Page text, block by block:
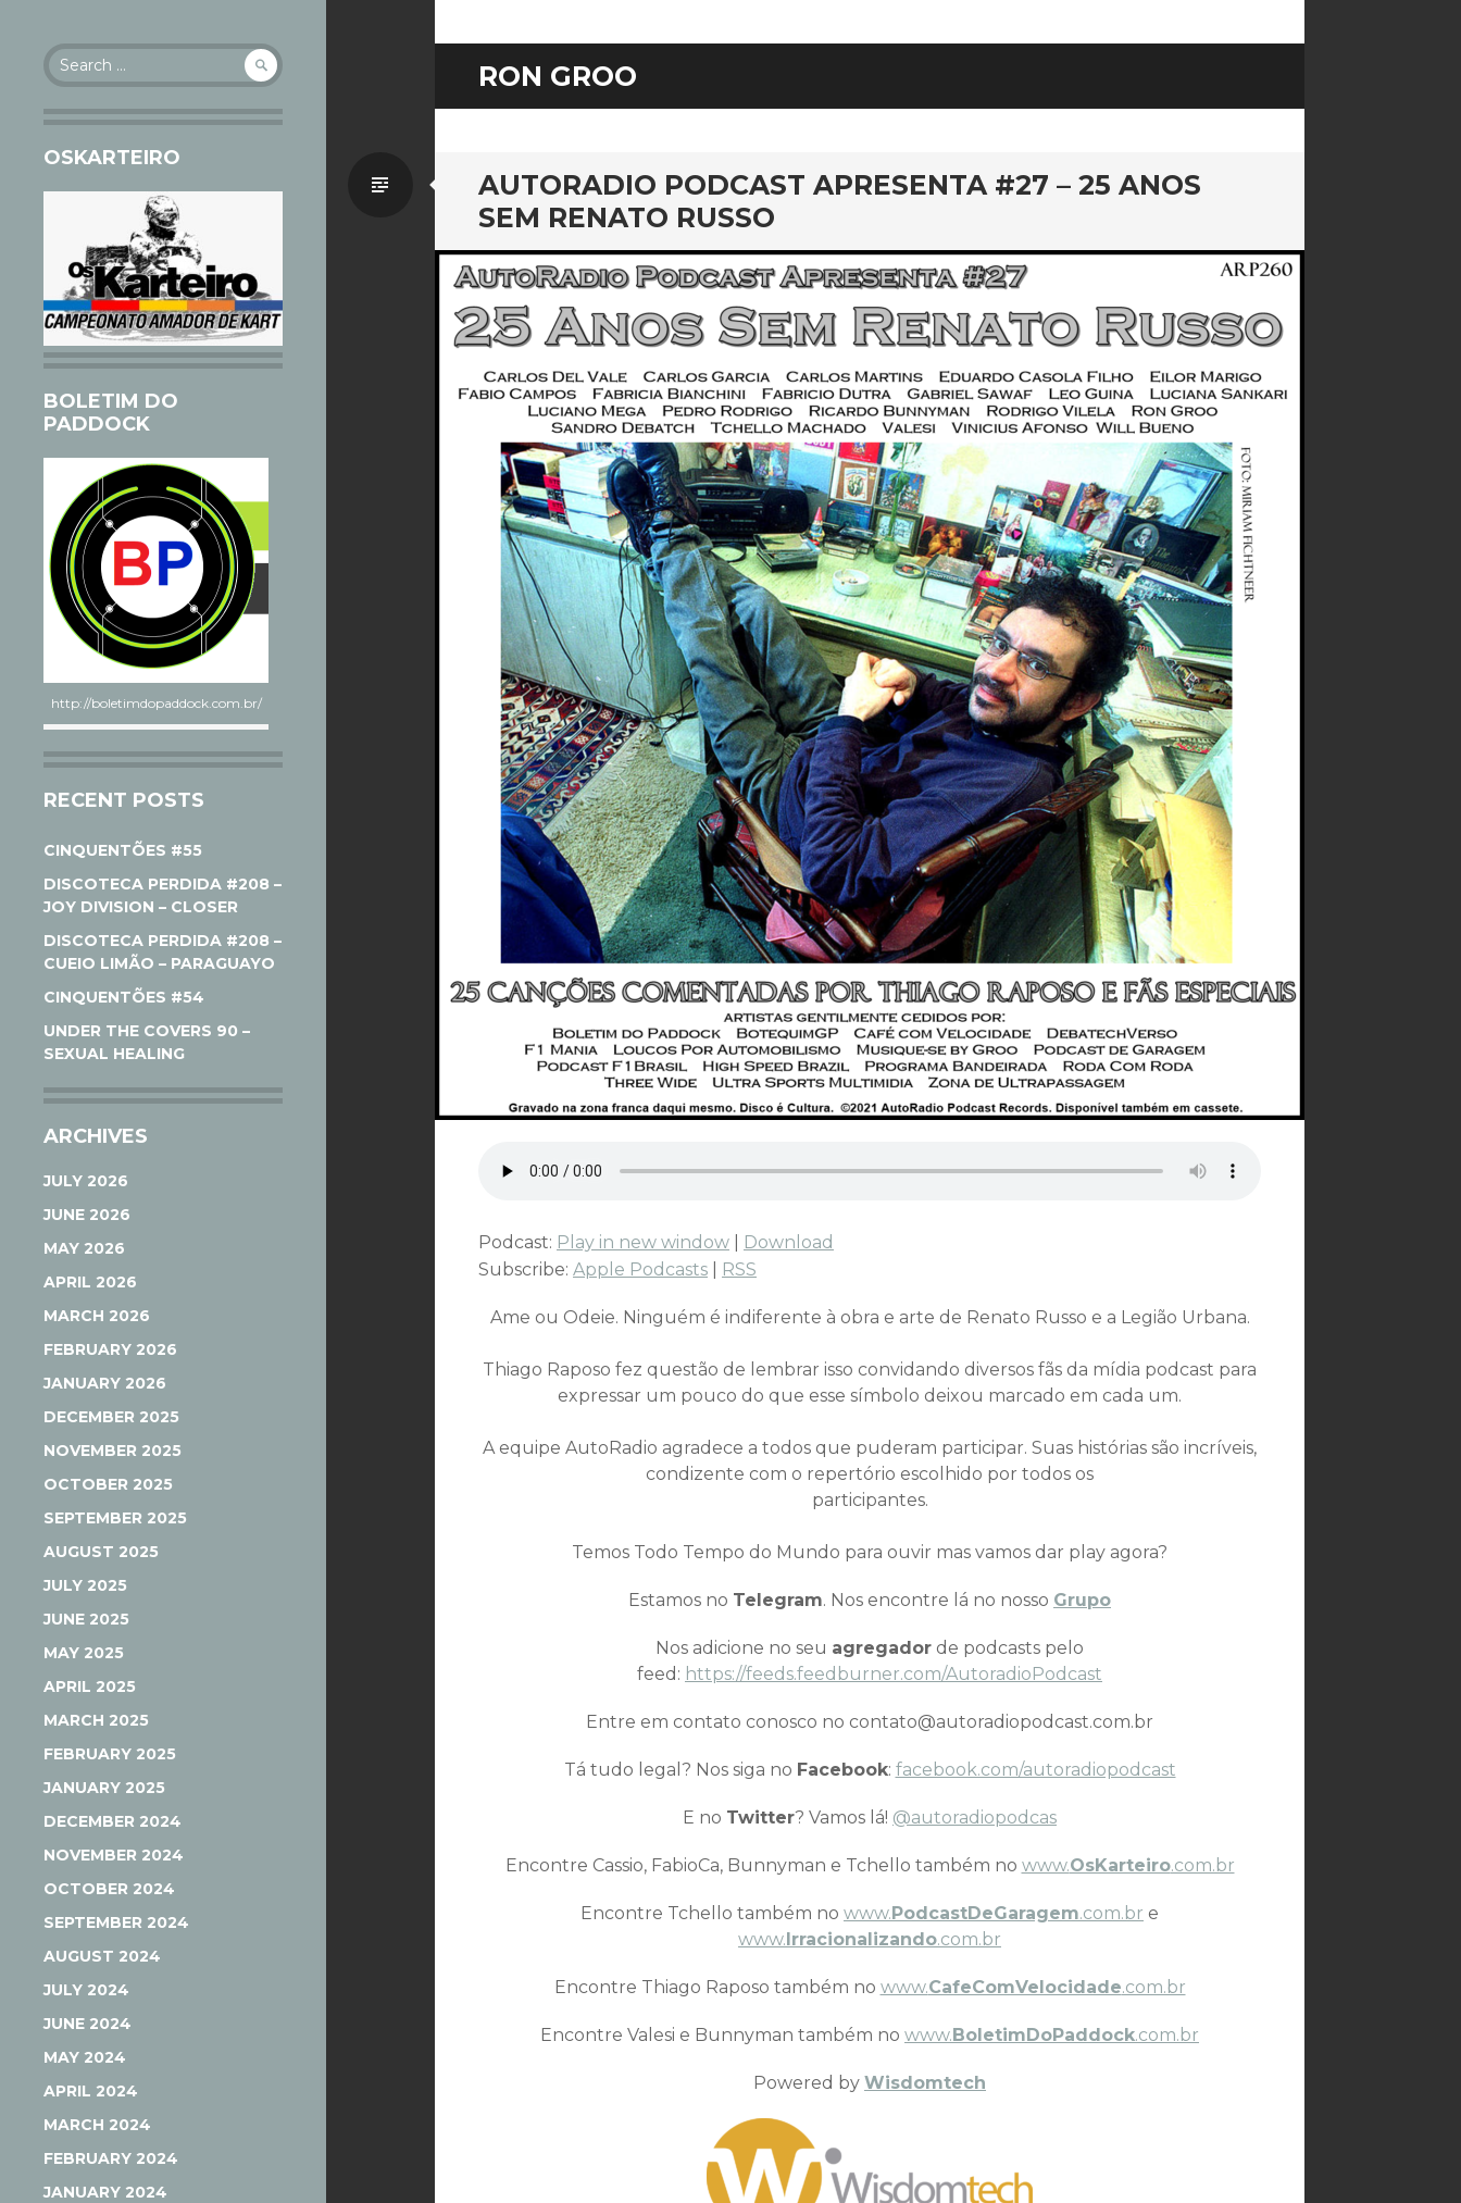
Search
for:
OSKARTEIRO
BOLETIM DO
PADDOCK
http://boletimdopaddock.com.br/
RECENT POSTS
CINQUENTÕES #55
DISCOTECA PERDIDA #208 –
JOY DIVISION – CLOSER
DISCOTECA PERDIDA #208 –
CUEIO LIMÃO – PARAGUAYO
CINQUENTÕES #54
UNDER THE COVERS 90 –
SEXUAL HEALING
ARCHIVES
JULY 2026
JUNE 2026
MAY 2026
APRIL 2026
MARCH 2026
FEBRUARY 2026
JANUARY 2026
DECEMBER 2025
NOVEMBER 2025
OCTOBER 2025
SEPTEMBER 2025
AUGUST 2025
JULY 2025
JUNE 2025
MAY 2025
APRIL 2025
MARCH 2025
FEBRUARY 2025
JANUARY 2025
DECEMBER 2024
NOVEMBER 2024
OCTOBER 2024
SEPTEMBER 2024
AUGUST 2024
JULY 2024
JUNE 2024
MAY 2024
APRIL 2024
MARCH 2024
FEBRUARY 2024
JANUARY 2024
RON GROO
AUTORADIO PODCAST APRESENTA #27 – 25 ANOS
SEM RENATO RUSSO
Standard
Podcast: Play in new window
Download
Subscribe: Apple Podcasts RSS
Ame ou Odeie. Ninguém é indiferente à obra e arte de Renato Russo e a Legião Urbana.
Thiago Raposo fez questão de lembrar isso convidando diversos fãs da mídia podcast para
expressar um pouco do que esse símbolo deixou marcado em cada um.
A equipe AutoRadio agradece a todos que puderam participar. Suas histórias são incríveis,
condizente com o repertório escolhido por todos os
participantes.
Temos Todo Tempo do Mundo para ouvir mas vamos dar play agora?
Estamos no Telegram. Nos encontre lá no nosso Grupo
Nos adicione no seu agregador de podcasts pelo
feed: https://feeds.feedburner.com/AutoradioPodcast
Entre em contato conosco no contato@autoradiopodcast.com.br
Tá tudo legal? Nos siga no Facebook: facebook.com/autoradiopodcast
E no Twitter? Vamos lá! @autoradiopodcas
Encontre Cassio, FabioCa, Bunnyman e Tchello também no www.OsKarteiro.com.br
Encontre Tchello também no www.PodcastDeGaragem.com.br e
www.Irracionalizando.com.br
Encontre Thiago Raposo também no www.CafeComVelocidade.com.br
Encontre Valesi e Bunnyman também no www.BoletimDoPaddock.com.br
Powered by Wisdomtech